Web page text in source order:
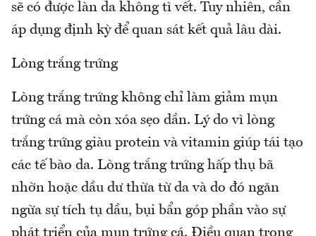
sẽ có được làn da không tì vết. Tuy nhiên, cần
áp dụng định kỳ để quan sát kết quả lâu dài.
Lòng trắng trứng
Lòng trắng trứng không chỉ làm giảm mụn
trứng cá mà còn xóa sẹo dần. Lý do vì lòng
trắng trứng giàu protein và vitamin giúp tái tạo
các tế bào da. Lòng trắng trứng hấp thụ bã
nhờn hoặc dầu dư thừa từ da và do đó ngăn
ngừa sự tích tụ dầu, bụi bẩn góp phần vào sự